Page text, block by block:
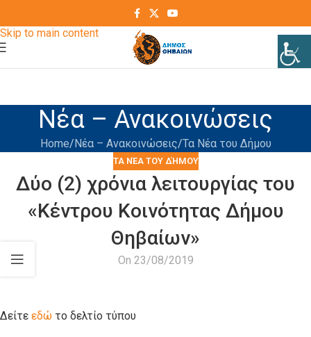
Skip to main content
Νέα – Ανακοινώσεις
Home Νέα – Ανακοινώσεις Τα Νέα του Δήμου
ΤΑ ΝΈΑ ΤΟΥ ΔΉΜΟΥ
Δύο (2) χρόνια λειτουργίας του
«Κέντρου Κοινότητας Δήμου
Θηβαίων»
On 23/08/2019
Δείτε εδώ το δελτίο τύπου